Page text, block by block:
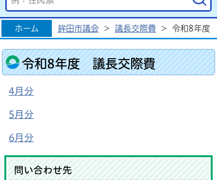
ホーム 鉾田市議会 > 議長交際費 > 令和8年度
令和8年度 議長交際費
4月分
5月分
6月分
問い合わせ先